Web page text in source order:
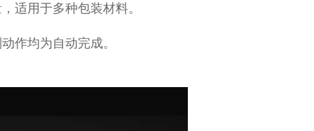
适用于多种包装材料。
作均为自动完成。